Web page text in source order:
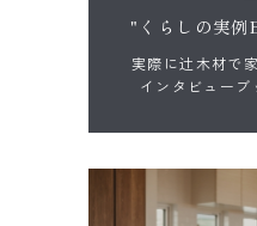
"くらしの実例
実際に辻木材で
インタビューブ